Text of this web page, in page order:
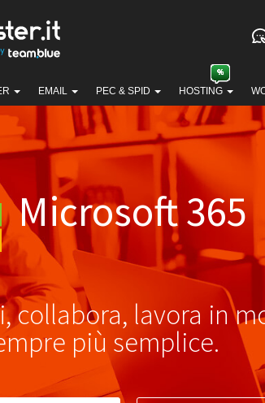
EMAIL PEC & SPID HOSTING
Microsoft 365
collabora, lavora in
più semplice.